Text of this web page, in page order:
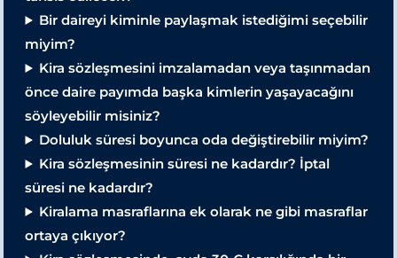
Bir daireyi kiminle paylaşmak istediğimi seçebilir
miyim?
Kira sözleşmesini imzalamadan veya taşınmadan
önce daire payımda başka kimlerin yaşayacağını
söyleyebilir misiniz?
Doluluk süresi boyunca oda değiştirebilir miyim?
Kira sözleşmesinin süresi ne kadardır? İptal
süresi ne kadardır?
Kiralama masraflarına ek olarak ne gibi masraflar
ortaya çıkıyor?